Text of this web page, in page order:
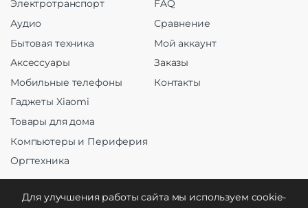
Электротранспорт
Аудио
Бытовая техника
Аксессуары
Мобильные телефоны
Гаджеты Xiaomi
Товары для дома
Компьютеры и Периферия
Оргтехника
FAQ
Сравнение
Мой аккаунт
Заказы
Контакты
Для улучшения работы сайта мы используем cookie-